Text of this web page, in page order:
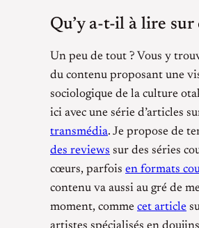
Qu’y a-t-il à lire sur
Un peu de tout ? Vous y
du contenu proposant une
sociologique de la culture
ici avec une série d’articles
transmédia. Je propose de
des reviews sur des séries
cœurs, parfois en formats
contenu va aussi au gré de
moment, comme cet article